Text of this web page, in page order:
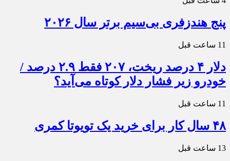
پنج هندزفری بی‌سیم برتر سال ۲۰۲۶
11 ساعت قبل
دلار ۴ درصد ریخت، ۲۰۷ فقط ۲.۹ درصد /
خودرو زیر فشار دلار کوتاه می‌آید؟
11 ساعت قبل
۴۸ سال کار برای خرید یک تویوتا کمری
13 ساعت قبل